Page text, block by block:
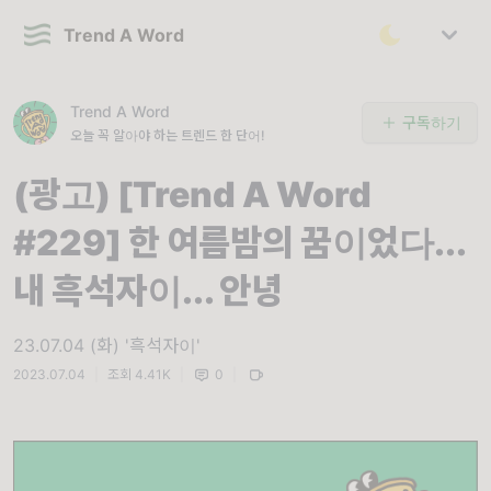
Trend A Word
Trend A Word
오늘 꼭 알아야 하는 트렌드 한 단어!
구독하기
(광고) [Trend A Word
#229] 한 여름밤의 꿈이었다...
내 흑석자이... 안녕
23.07.04 (화) '흑석자이'
2023.07.04 조회 4.41K 0